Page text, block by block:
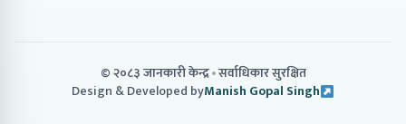
© २०८३ जानकारी केन्द्र सर्वाधिकार सुरक्षित
Design & Developed byManish Gopal Singh